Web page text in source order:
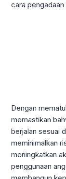
cara
Dengan
memastikan
berjalan sesuai
meminimalkan
meningkatkan
penggunaan